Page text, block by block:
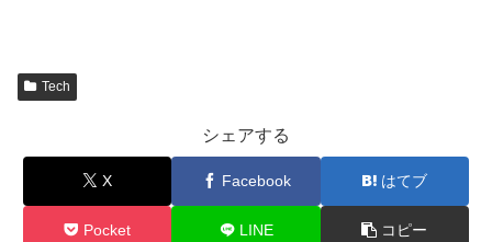
Tech
シェアする
X Facebook はてブ
Pocket LINE コピー